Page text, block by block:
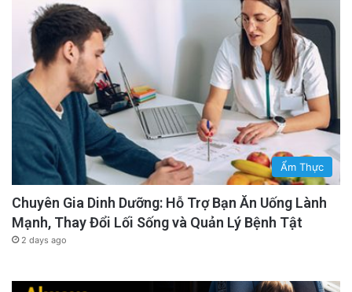
Ẩm Thực
Chuyên Gia Dinh Dưỡng: Hỗ Trợ Bạn Ăn Uống Lành
Mạnh, Thay Đổi Lối Sống và Quản Lý Bệnh Tật
2 days ago